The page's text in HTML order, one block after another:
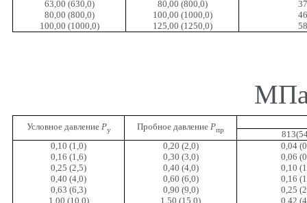
63,00 (630,0)
80,00 (800,0)
80,00 (800,0)
100,00 (1000,0)
100,00 (1000,0)
125,00 (1250,0)
МПа
Условное давление Ру Пробное давление Рпр
0,10 (1,0)
0,20 (2,0)
0,04
0,16 (1,6)
0,30 (3,0)
0,06
0,25 (2,5)
0,40 (4,0)
0,10
0,40 (4,0)
0,60 (6,0)
0,16
0,63 (6,3)
0,90 (9,0)
0,25
1,00 (10,0)
1,50 (15,0)
0,42